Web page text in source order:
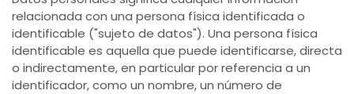
relacionada con una persona física identificada o
identificable ("sujeto de datos"). Una persona física
identificable es aquella que puede identificarse, directa
o indirectamente, en particular por referencia a un
identificador, como un nombre, un número de